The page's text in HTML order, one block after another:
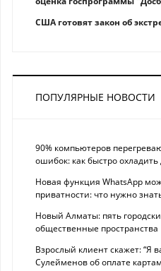
США готовят закон об
ПОПУЛЯРНЫЕ НОВОСТИ
90% компьютеров
ошибок: как быстро
Новая функция WhatsApp
приватности: что нужно
Новый Алматы: пять
общественные пространства
Взрослый клиент скажет: “Я
Сулейменов об оплате